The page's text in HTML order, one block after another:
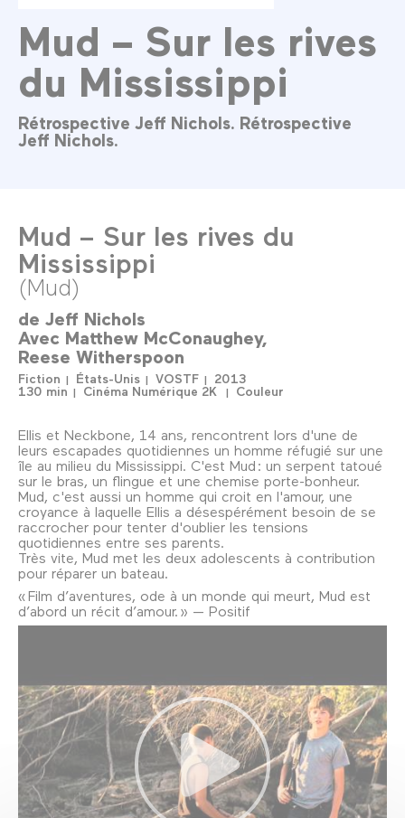
Mud – Sur les rives
du Mississippi
Rétrospective Jeff Nichols. Rétrospective
Jeff Nichols.
Mud – Sur les rives du
Mississippi
(Mud)
de Jeff Nichols
Avec Matthew McConaughey
Reese Witherspoon
Fiction États-Unis VOSTF
2013
130 min
Cinéma Numérique 2K Couleur
Ellis et Neckbone, 14 ans, rencontrent lors d'une de
leurs escapades quotidiennes un homme réfugié sur une
île au milieu du Mississippi. C'est Mud : un serpent tatoué
sur le bras, un flingue et une chemise porte-bonheur.
Mud, c'est aussi un homme qui croit en l'amour, une
croyance à laquelle Ellis a désespérément besoin de se
raccrocher pour tenter d'oublier les tensions
quotidiennes entre ses parents.
Très vite, Mud met les deux adolescents à contribution
pour réparer un bateau.
« Film d’aventures, ode à un monde qui meurt, Mud est
d’abord un récit d’amour. » — Positif